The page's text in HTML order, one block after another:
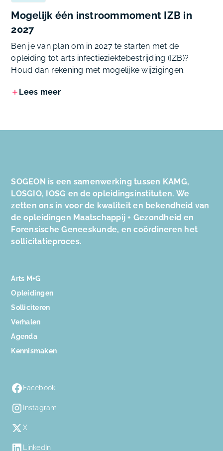
Mogelijk één instroommoment IZB in
2027
Ben je van plan om in 2027 te starten met de
opleiding tot arts infectieziektebestrijding (IZB)?
Houd dan rekening met mogelijke wijzigingen.
Lees meer
SOGEON is een samenwerking tussen KAMG,
LOSGIO, IOSG en de opleidingsinstituten. We
zetten ons in voor de kwaliteit en bekendheid van
de opleidingen Maatschappij + Gezondheid en
Forensische Geneeskunde, en coördineren het
sollicitatieproces.
Arts M+G
Opleidingen
Solliciteren
Verhalen
Agenda
Kennismaken
Facebook
Instagram
X
LinkedIn